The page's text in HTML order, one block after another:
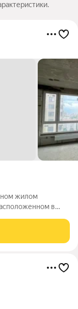
жилом
в
МИНУТ НА